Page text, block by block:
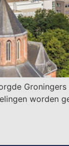
worden